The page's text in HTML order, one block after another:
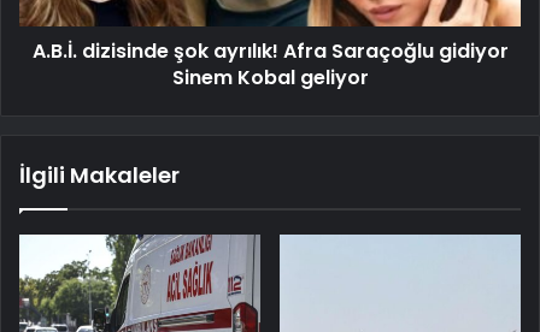
A.B.İ. dizisinde şok ayrılık! Afra Saraçoğlu gidiyor
Sinem Kobal geliyor
İlgili Makaleler